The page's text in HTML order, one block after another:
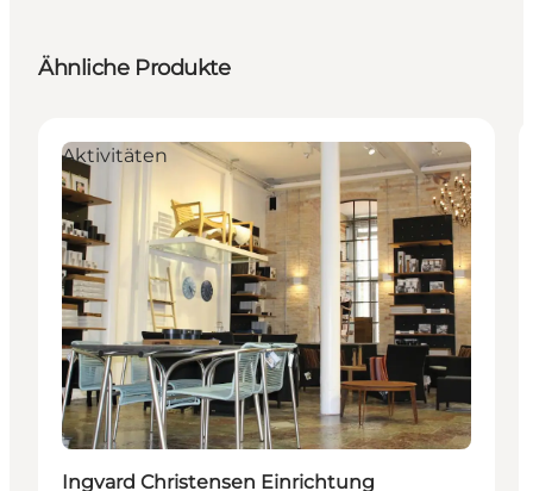
Ähnliche Produkte
Aktivitäten
Ingvard Christensen Einrichtung